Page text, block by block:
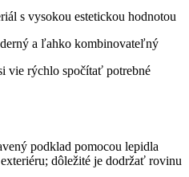
s vysokou estetickou hodnotou
a ľahko kombinovateľný
vie rýchlo spočítať potrebné
podklad pomocou lepidla
dôležité je dodržať rovinu